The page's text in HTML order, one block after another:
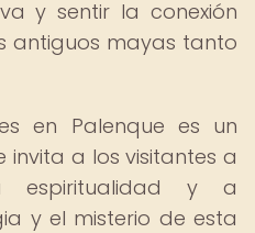
y sentir la conexión
antiguos mayas tanto
en Palenque es un
invita a los visitantes a
espiritualidad y a
y el misterio de esta